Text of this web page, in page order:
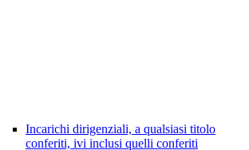
Incarichi dirigenziali, a qualsiasi titolo
conferiti, ivi inclusi quelli conferiti